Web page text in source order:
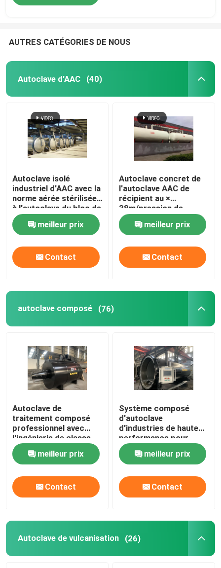
Produits
AUTRES CATÉGORIES DE NOUS
Autoclave d'AAC (40)
Autoclave isolé
industriel d'AAC avec la
norme aérée stérilisée
à l'autoclave du bloc de
béton ASME
meilleur prix
Contact
Autoclave concret de
l'autoclave AAC de
récipient au ×
38m/pression de
l'autoclave Φ2.68 de la
brique de vapeur de
large échelle/AAC
meilleur prix
Contact
autoclave composé (76)
Autoclave de
traitement composé
professionnel avec
l'ingénierie de classe
du monde et la
conception de système
unique
meilleur prix
Contact
Système composé
d'autoclave
d'industries de haute
performance pour
matériaux
aérospatiaux/militaires
meilleur prix
Contact
Autoclave de vulcanisation (26)